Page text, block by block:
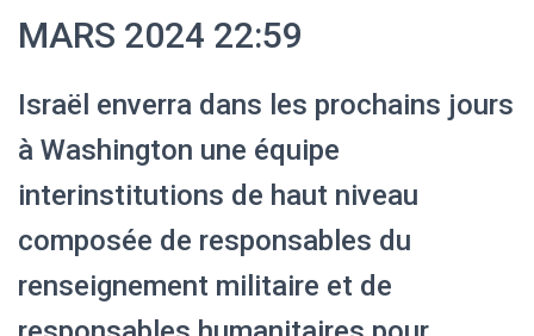
MARS 2024 22:59
Israël enverra dans les prochains jours
à Washington une équipe
interinstitutions de haut niveau
composée de responsables du
renseignement militaire et de